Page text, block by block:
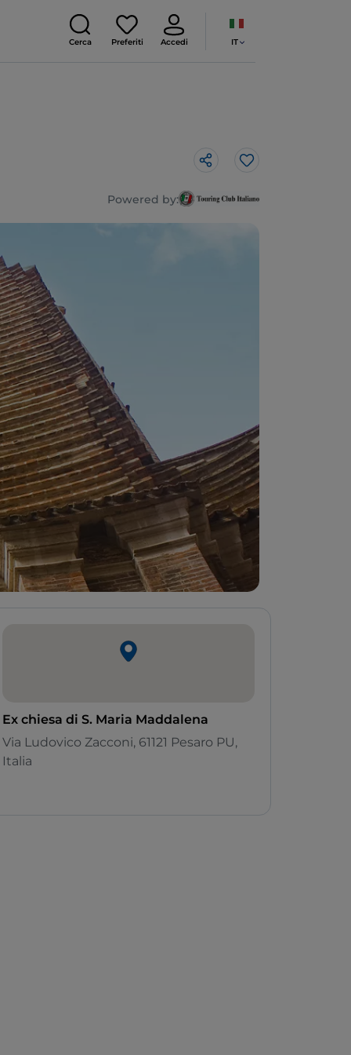
Cerca Preferiti Accedi IT
Like
Powered by:
Ex chiesa di S. Maria Maddalena
Via Ludovico Zacconi, 61121 Pesaro PU,
Italia